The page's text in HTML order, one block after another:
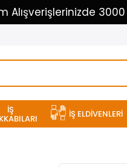
Alışverişlerinizde
İŞ İŞ ELDİVENLERİ